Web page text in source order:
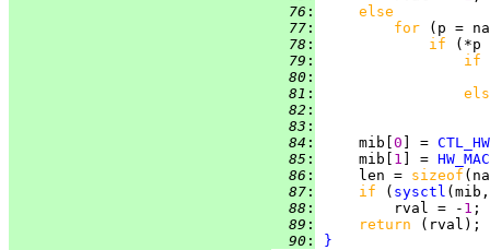
  76
:
else
  77
:
for
  78
: if
(*p
  79
:
if
  80
:
  81
:
  82
:
  83
:
  84
:
     mib[
0 ] = CTL_HW
  85
:
     mib[
1 ] =
  86
:
     len =
sizeof
  87
: if ( sysctl
  88
:
         rval = -
1
  89
: return
  90
: }